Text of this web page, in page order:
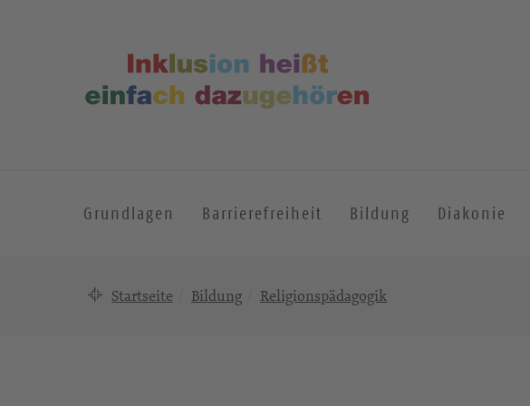
Grundlagen Barrierefreiheit Bildung Diakonie
Startseite Bildung Religionspädagogik